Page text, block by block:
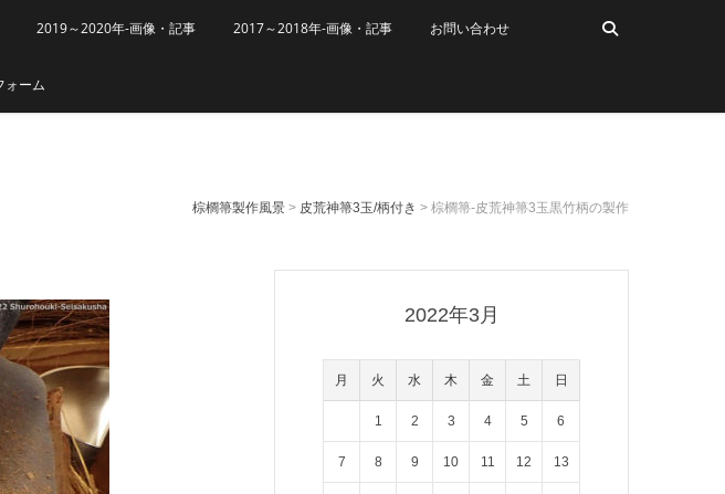
2019～2020年-画像・記事 2017～2018年-画像・記事 お問い合わせ
ォーム
棕櫚箒製作風景 > 皮荒神箒3玉/柄付き > 棕櫚箒-皮荒神箒3玉黒竹柄の製作
2022年3月
月 火 水 木 金 土 日
1 2 3 4 5 6
7 8 9 10 11 12 13